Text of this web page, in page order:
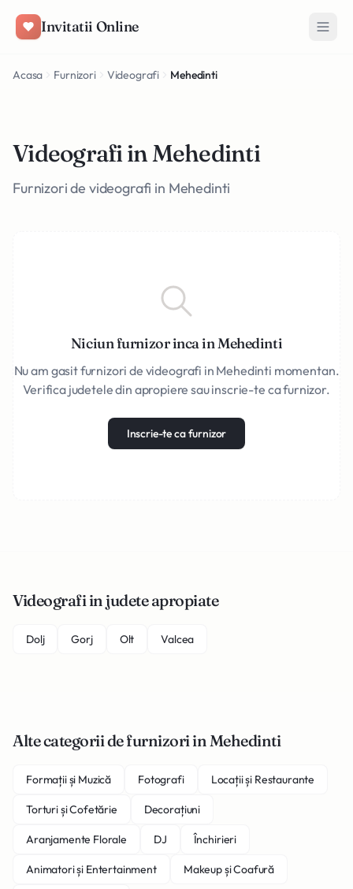
Invitatii Online
Acasa Furnizori Videografi Mehedinti
Videografi in Mehedinti
Furnizori de videografi in Mehedinti
Niciun furnizor inca in Mehedinti
Nu am gasit furnizori de videografi in Mehedinti momentan.
Verifica judetele din apropiere sau inscrie-te ca furnizor.
Inscrie-te ca furnizor
Videografi in judete apropiate
Dolj Gorj Olt Valcea
Alte categorii de furnizori in Mehedinti
Formații și Muzică Fotografi Locații și Restaurante
Torturi și Cofetărie Decorațiuni
Aranjamente Florale DJ Închirieri
Animatori și Entertainment Makeup și Coafură